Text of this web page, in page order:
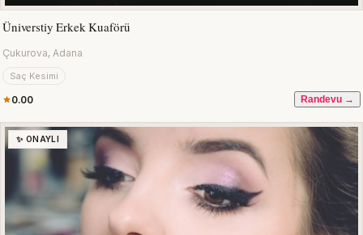
Üniverstiy Erkek Kuaförü
Çukurova, Adana
Saç Kesimi
0.00 Randevu →
✨ ONAYLI